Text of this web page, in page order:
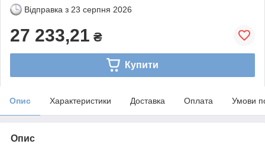
Відправка з 23 серпня 2026
27 233,21 ₴
Купити
Опис Характеристики Доставка Оплата Умови
Опис